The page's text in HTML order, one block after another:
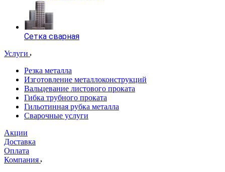
Сетка сварная
Услуги
Резка металла
Изготовление металлоконструкций
Вальцевание листового проката
Гибка трубного проката
Гильотинная рубка металла
Сварочные услуги
Акции
Доставка
Оплата
Компания